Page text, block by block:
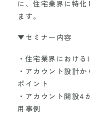
に、住宅業界に特
ます。
▼セミナー内容
・住宅業界におけ
・アカウント設計
ポイント
・アカウント開設4
用事例